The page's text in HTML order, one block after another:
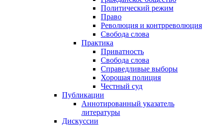
Политический режим
Право
Революция и контрреволюция
Свобода слова
Практика
Приватность
Свобода слова
Справедливые выборы
Хорошая полиция
Честный суд
Публикации
Аннотированный указатель
литературы
Дискуссии